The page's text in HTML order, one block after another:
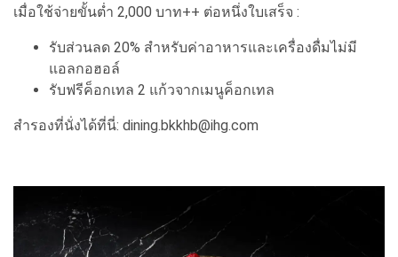
เมื่อใช้จ่ายขั้นต่ำ 2,000 บาท++ ต่อหนึ่งใบเสร็จ :
รับส่วนลด 20% สำหรับค่าอาหารและเครื่องดื่มไม่มี
แอลกอฮอล์
รับฟรีค็อกเทล 2 แก้วจากเมนูค็อกเทล
สำรองที่นั่งได้ที่นี่: dining.bkkhb@ihg.com